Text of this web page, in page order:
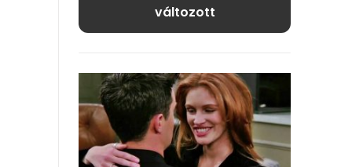
változott